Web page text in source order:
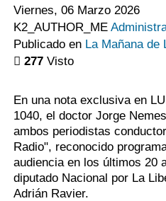
Viernes, 06 Marzo 2026
K2_AUTHOR_ME
Publicado en La Mañana de
277 Visto
En una nota exclusiva en
1040, el doctor Jorge
ambos periodistas
Radio", reconocido
audiencia en los últimos 20
diputado Nacional por La
Adrián Ravier.